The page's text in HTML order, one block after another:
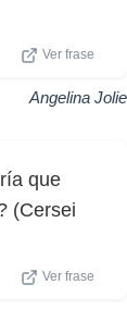
Ver frase
Angelina Jolie
que
(Cersei
Ver frase